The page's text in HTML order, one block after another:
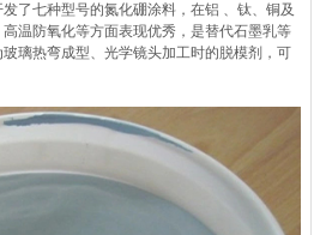
了七种型号的氮化硼涂料，在铝 、钛、铜及
温防氧化等方面表现优秀，是替代石墨乳等
璃热弯成型、光学镜头加工时的脱模剂，可